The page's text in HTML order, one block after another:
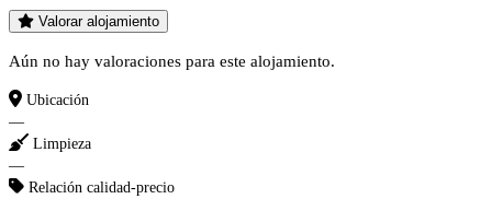
Valorar alojamiento
Aún no hay valoraciones para este alojamiento.
Ubicación
—
Limpieza
—
Relación calidad-precio